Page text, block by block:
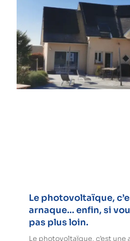
Le photovoltaïque,
arnaque… enfin, si
pas plus loin.
Le photovoltaïque, c’est une